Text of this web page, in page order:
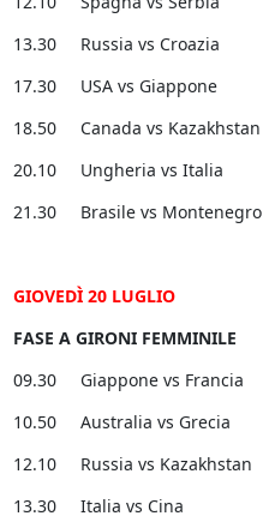
13.30 Russia vs Croazia
17.30 USA vs Giappone
18.50 Canada vs Kazakhstan
20.10 Ungheria vs Italia
21.30 Brasile vs Montenegro
GIOVEDÌ 20 LUGLIO
FASE A GIRONI FEMMINILE
09.30 Giappone vs Francia
10.50 Australia vs Grecia
12.10 Russia vs Kazakhstan
13.30 Italia vs Cina